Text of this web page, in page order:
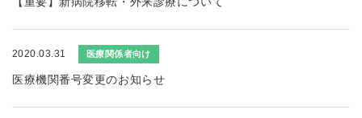
2020.03.31 医療関係者向け
医療機関番号変更のお知らせ